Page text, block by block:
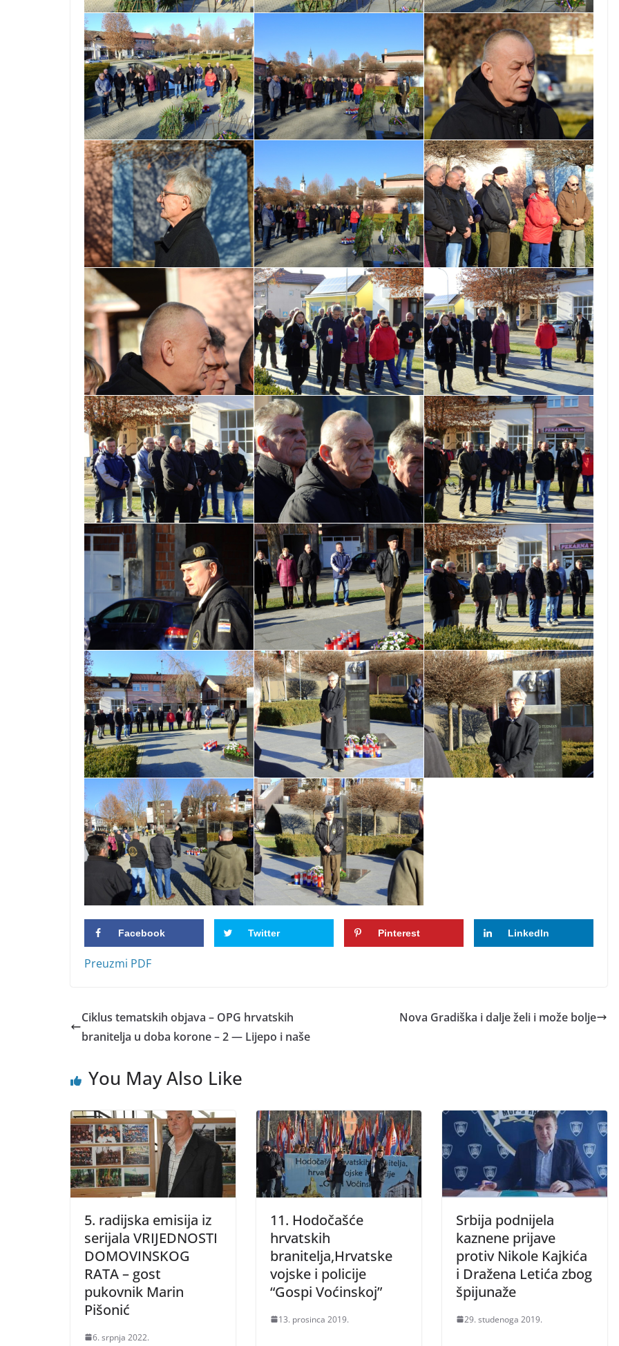
Facebook Twitter Pinterest LinkedIn
Preuzmi PDF
Ciklus tematskih objava – OPG hrvatskih
branitelja u doba korone – 2 — Lijepo i naše
Nova Gradiška i dalje želi i može bolje
You May Also Like
5. radijska emisija iz
serijala VRIJEDNOSTI
DOMOVINSKOG
RATA – gost
pukovnik Marin
Pišonić
6. srpnja 2022.
11. Hodočašće
hrvatskih
branitelja,Hrvatske
vojske i policije
“Gospi Voćinskoj”
13. prosinca 2019.
Srbija podnijela
kaznene prijave
protiv Nikole Kajkića
i Dražena Letića zbog
špijunaže
29. studenoga 2019.